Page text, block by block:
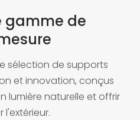
gamme de
sélection de supports
et innovation, conçus
lumière naturelle et offrir